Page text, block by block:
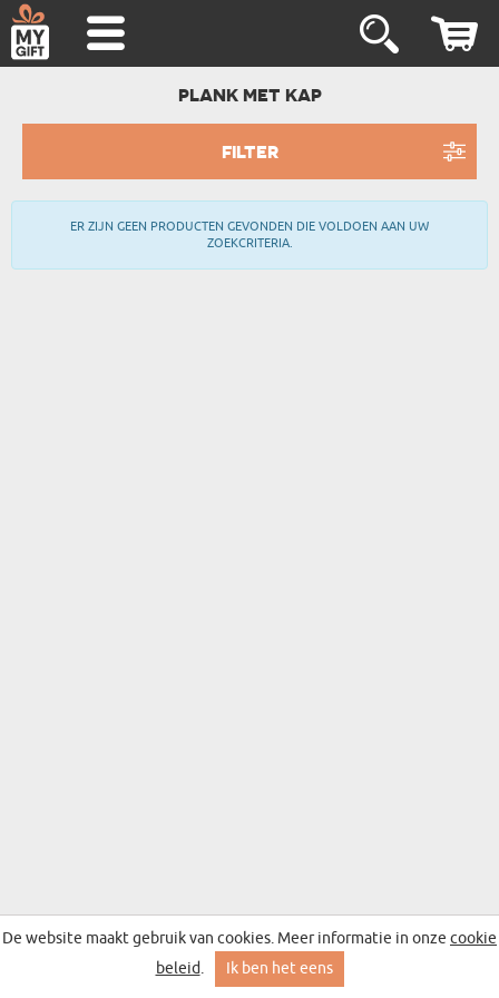
PLANK MET KAP
FILTER
ER ZIJN GEEN PRODUCTEN GEVONDEN DIE VOLDOEN AAN UW
ZOEKCRITERIA.
De website maakt gebruik van cookies. Meer informatie in onze cookie
beleid. Ik ben het eens